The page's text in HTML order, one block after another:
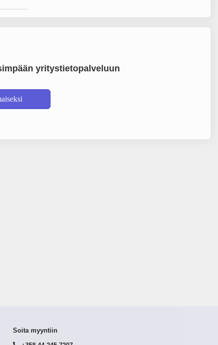
yritystietopalveluun
Soita myyntiin